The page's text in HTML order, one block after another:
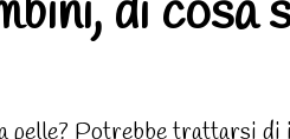
di
pelle? Potrebbe trattarsi di